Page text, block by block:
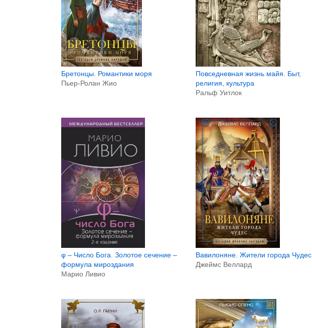
Бретонцы. Романтики моря
Пьер-Ролан Жио
Повседневная жизнь майя. Быт,
религия, культура
Ральф Уитлок
φ – Число Бога. Золотое сечение –
формула мироздания
Марио Ливио
Вавилоняне. Жители города Чудес
Джеймс Веллард